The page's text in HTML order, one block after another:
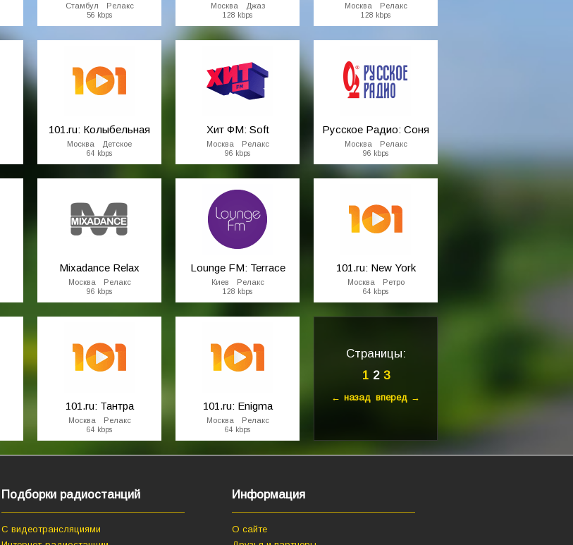
Стамбул Релакс
56 kbps
Москва Джаз
128 kbps
Москва Релакс
128 kbps
101.ru: Колыбельная
Москва Детское
64 kbps
Хит ФМ: Soft
Москва Релакс
96 kbps
Русское Радио: Соня
Москва Релакс
96 kbps
Mixadance Relax
Москва Релакс
96 kbps
Lounge FM: Terrace
Киев Релакс
128 kbps
101.ru: New York
Москва Ретро
64 kbps
101.ru: Тантра
Москва Релакс
64 kbps
101.ru: Enigma
Москва Релакс
64 kbps
Страницы:
12 3
← назад вперед →
Подборки радиостанций
С видеотрансляциями
Информация
О сайте